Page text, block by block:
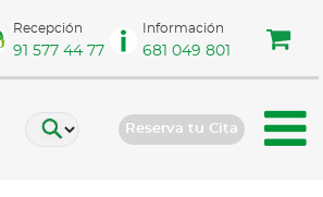
Recepción
91 577 44 77
Información
681 049 801
Reserva tu Cita